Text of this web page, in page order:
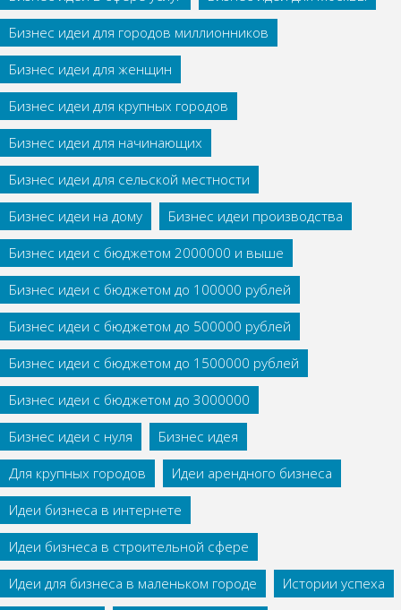
Бизнес идеи для городов миллионников
Бизнес идеи для женщин
Бизнес идеи для крупных городов
Бизнес идеи для начинающих
Бизнес идеи для сельской местности
Бизнес идеи на дому
Бизнес идеи производства
Бизнес идеи с бюджетом 2000000 и выше
Бизнес идеи с бюджетом до 100000 рублей
Бизнес идеи с бюджетом до 500000 рублей
Бизнес идеи с бюджетом до 1500000 рублей
Бизнес идеи с бюджетом до 3000000
Бизнес идеи с нуля
Бизнес идея
Для крупных городов
Идеи арендного бизнеса
Идеи бизнеса в интернете
Идеи бизнеса в строительной сфере
Идеи для бизнеса в маленьком городе
Истории успеха